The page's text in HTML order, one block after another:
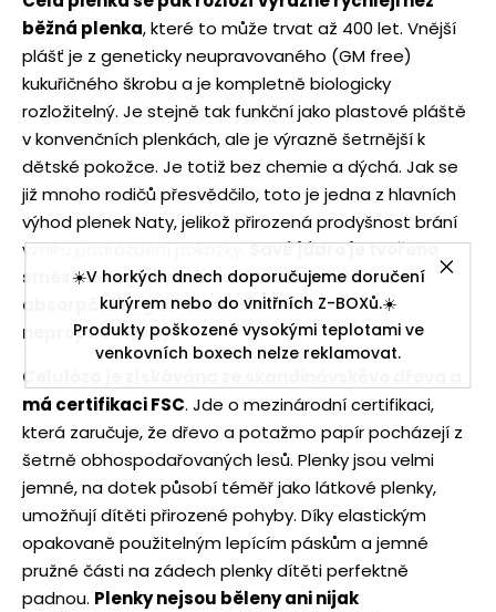
☀️V horkých dnech doporučujeme doručení
kurýrem nebo do vnitřních Z-BOXů.☀️
Produkty poškozené vysokými teplotami ve
venkovních boxech nelze reklamovat.
běžná plenka, které to může trvat až 400 let. Vnější
plášť je z geneticky neupravovaného (GM free)
kukuřičného škrobu a je kompletně biologicky
rozložitelný. Je stejně tak funkční jako plastové pláště
v konvenčních plenkách, ale je výrazně šetrnější k
dětské pokožce. Je totiž bez chemie a dýchá. Jak se
již mnoho rodičů přesvědčilo, toto je jedna z hlavních
výhod plenek Naty, jelikož přirozená prodyšnost brání
vzniku podráždění pokožky.Savé jádro je tvořeno
směsí biologicky odbouratelné celulózy a
absorpčního gelu (kvůli savosti a
nepropustnosti).
Celulóza je získávána ze skandinávskévo dřeva a
má certifikaci FSC. Jde o mezinárodní certifikaci,
která zaručuje, že dřevo a potažmo papír pocházejí z
šetrně obhospodařovaných lesů. Plenky jsou velmi
jemné, na dotek působí téměř jako látkové plenky,
umožňují dítěti přirozené pohyby. Díky elastickým
opakovaně použitelným lepícím páskům a jemné
pružné části na zádech plenky dítěti perfektně
padnou. Plenky nejsou běleny ani nijak